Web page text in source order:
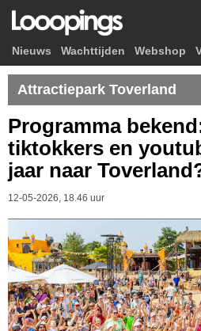
Nieuws Wachttijden Webshop
Attractiepark Toverland
Programma
tiktokkers en
jaar naar
12-05-2026, 18.46 uur